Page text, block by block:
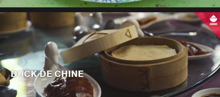
DUCK DE CHINE